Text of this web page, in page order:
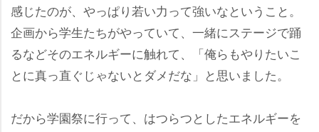
感じたのが、やっぱり若い力って強いなということ。
企画から学生たちがやっていて、一緒にステージで踊
るなどそのエネルギーに触れて、「俺らもやりたいこ
とに真っ直ぐじゃないとダメだな」と思いました。
だから学園祭に行って、はつらつとしたエネルギーを